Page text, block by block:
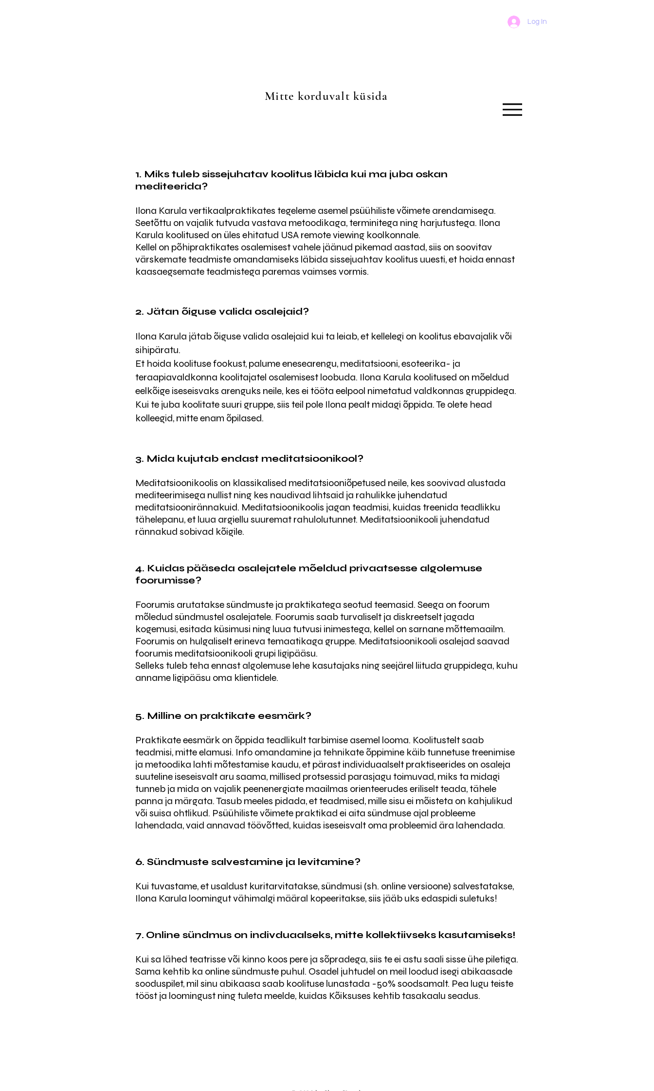
Log In
Mitte korduvalt küsida
1. Miks tuleb sissejuhatav koolitus läbida kui ma juba oskan
mediteerida?
Ilona Karula vertikaalpraktikates tegeleme asemel psüühiliste võimete arendamisega.
Seetõttu on vajalik tutvuda vastava metoodikaga, terminitega ning harjutustega. Ilona
Karula koolitused on üles ehitatud USA remote viewing koolkonnale.
Kellel on põhipraktikates osalemisest vahele jäänud pikemad aastad, siis on soovitav
värskemate teadmiste omandamiseks läbida sissejuahtav koolitus uuesti, et hoida ennast
kaasaegsemate teadmistega paremas vaimses vormis.
2. Jätan õiguse valida osalejaid?
Ilona Karula jätab õiguse valida osalejaid kui ta leiab, et kellelegi on koolitus ebavajalik või
sihipäratu.​
Et hoida koolituse fookust, palume enesearengu, meditatsiooni, esoteerika- ja
teraapiavaldkonna koolitajatel osalemisest loobuda. Ilona Karula koolitused on mõeldud
eelkõige iseseisvaks arenguks neile, kes ei tööta eelpool nimetatud valdkonnas gruppidega.
Kui te juba koolitate suuri gruppe, siis teil pole Ilona pealt midagi õppida. Te olete head
kolleegid, mitte enam õpilased.
3. Mida kujutab endast meditatsioonikool?
Meditatsioonikoolis on klassikalised meditatsiooniõpetused neile, kes soovivad alustada
mediteerimisega nullist ning kes naudivad lihtsaid ja rahulikke juhendatud
meditatsioonirännakuid. Meditatsioonikoolis jagan teadmisi, kuidas treenida teadlikku
tähelepanu, et luua argiellu suuremat rahulolutunnet. Meditatsioonikooli juhendatud
rännakud sobivad kõigile.
4. Kuidas pääseda osalejatele mõeldud privaatsesse algolemuse
foorumisse?
Foorumis arutatakse sündmuste ja praktikatega seotud teemasid. Seega on foorum
mõledud sündmustel osalejatele. Foorumis saab turvaliselt ja diskreetselt jagada
kogemusi, esitada küsimusi ning luua tutvusi inimestega, kellel on sarnane mõttemaailm.
Foorumis on hulgaliselt erineva temaatikaga gruppe. Meditatsioonikooli osalejad saavad
foorumis meditatsioonikooli grupi ligipääsu.
Selleks tuleb teha ennast algolemuse lehe kasutajaks ning seejärel liituda gruppidega, kuhu
anname ligipääsu oma klientidele.
5. Milline on praktikate eesmärk?
Praktikate eesmärk on õppida teadlikult tarbimise asemel looma. Koolitustelt saab
teadmisi, mitte elamusi. Info omandamine ja tehnikate õppimine käib tunnetuse treenimise
ja metoodika lahti mõtestamise kaudu, et pärast individuaalselt praktiseerides on osaleja
suuteline iseseisvalt aru saama, millised protsessid parasjagu toimuvad, miks ta midagi
tunneb ja mida on vajalik peenenergiate maailmas orienteerudes eriliselt teada, tähele
panna ja märgata. Tasub meeles pidada, et teadmised, mille sisu ei mõisteta on kahjulikud
või suisa ohtlikud. Psüühiliste võimete praktikad ei aita sündmuse ajal probleeme
lahendada, vaid annavad töövõtted, kuidas iseseisvalt oma probleemid ära lahendada.
6. Sündmuste salvestamine ja levitamine?
Kui tuvastame, et usaldust kuritarvitatakse, sündmusi (sh. online versioone) salvestatakse,
Ilona Karula loomingut vähimalgi määral kopeeritakse, siis jääb uks edaspidi suletuks!
7. Online sündmus on indivduaalseks, mitte kollektiivseks kasutamiseks!
Kui sa lähed teatrisse või kinno koos pere ja sõpradega, siis te ei astu saali sisse ühe piletiga.
Sama kehtib ka online sündmuste puhul. Osadel juhtudel on meil loodud isegi abikaasade
sooduspilet, mil sinu abikaasa saab koolituse lunastada -50% soodsamalt. Pea lugu teiste
tööst ja loomingust ning tuleta meelde, kuidas Kõiksuses kehtib tasakaalu seadus.